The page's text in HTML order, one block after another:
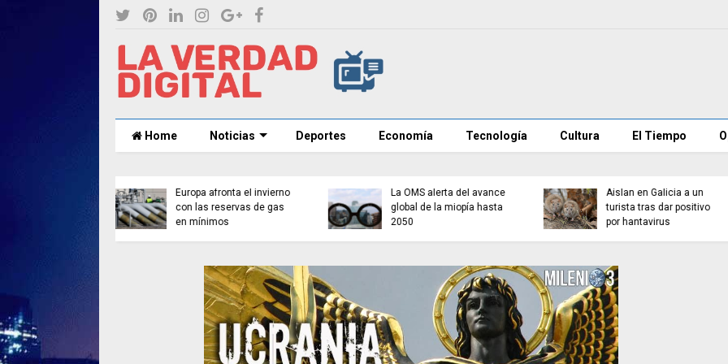
Home Noticias Deportes Economía Tecnología Cultura El Tiempo
La OMS alerta del avance
global de la miopía hasta
2050
Aíslan en Galicia a un
turista tras dar positivo
por hantavirus
culpar públicamente a
Marruecos por la crisis
migratoria de Ceuta